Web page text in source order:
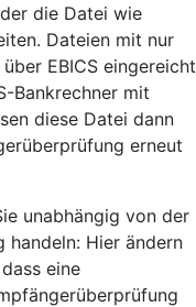
die Datei wie
Dateien mit nur
EBICS eingereicht
Bankrechner mit
diese Datei dann
erneut
unabhängig von der
handeln: Hier ändern
eine